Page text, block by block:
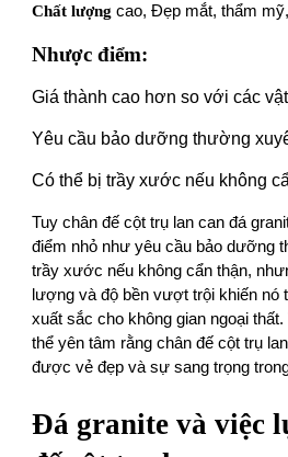
Chất lượng cao, Đẹp mắt, thẩm
Nhược điểm:
Giá thành cao hơn so với các
Yêu cầu bảo dưỡng thường
Có thể bị trầy xước nếu không
Tuy chân đế cột trụ lan can đá
điểm nhỏ như yêu cầu bảo dưỡng
trầy xước nếu không cẩn thận,
lượng và độ bền vượt trội khiến nó
xuất sắc cho không gian ngoại
thể yên tâm rằng chân đế cột trụ
được vẻ đẹp và sự sang trọng
Đá granite và việc